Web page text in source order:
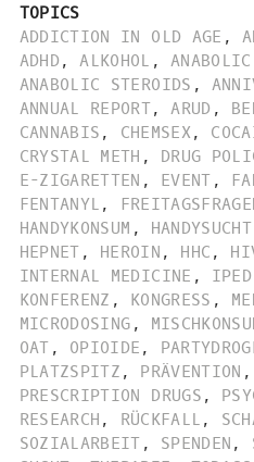
TOPICS
ADDICTION IN OLD AGE ,
ADHD , ALKOHOL ,
ANABOLIC STEROIDS ,
ANNUAL REPORT, ARUD ,
CANNABIS , CHEMSEX ,
CRYSTAL METH , DRUG
E-ZIGARETTEN , EVENT ,
FENTANYL ,
HANDYKONSUM , HANDYSUCHT
HEPNET , HEROIN , HHC ,
INTERNAL MEDICINE , IPED
KONFERENZ , KONGRESS ,
MICRODOSING ,
OAT , OPIOIDE ,
PLATZSPITZ , PRÄVENTION ,
PRESCRIPTION DRUGS ,
RESEARCH , RÜCKFALL ,
SOZIALARBEIT , SPENDEN ,